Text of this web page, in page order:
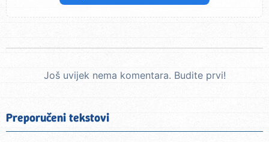
Još uvijek nema komentara. Budite prvi!
Preporučeni tekstovi